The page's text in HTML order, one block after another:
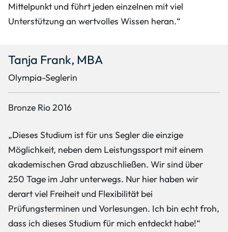
Mittelpunkt und führt jeden einzelnen mit viel
Unterstützung an wertvolles Wissen heran.“
Tanja Frank, MBA
Olympia-Seglerin
Bronze Rio 2016
„Dieses Studium ist für uns Segler die einzige
Möglichkeit, neben dem Leistungssport mit einem
akademischen Grad abzuschließen. Wir sind über
250 Tage im Jahr unterwegs. Nur hier haben wir
derart viel Freiheit und Flexibilität bei
Prüfungsterminen und Vorlesungen. Ich bin echt froh,
dass ich dieses Studium für mich entdeckt habe!“